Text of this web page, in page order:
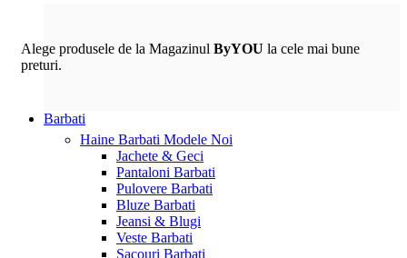
Alege produsele de la Magazinul ByYOU la cele mai bune
preturi.
Barbati
Haine Barbati Modele Noi
Jachete & Geci
Pantaloni Barbati
Pulovere Barbati
Bluze Barbati
Jeansi & Blugi
Veste Barbati
Sacouri Barbati